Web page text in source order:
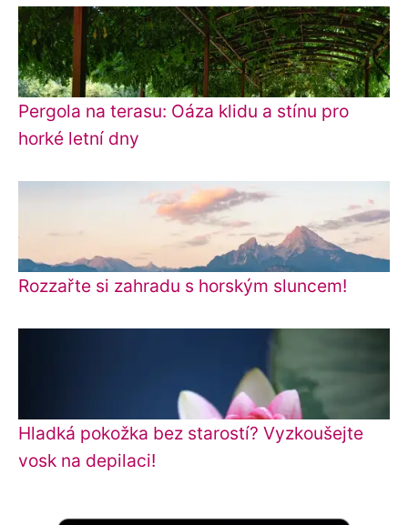
Pergola na terasu: Oáza klidu a stínu pro
horké letní dny
Rozzařte si zahradu s horským sluncem!
Hladká pokožka bez starostí? Vyzkoušejte
vosk na depilaci!